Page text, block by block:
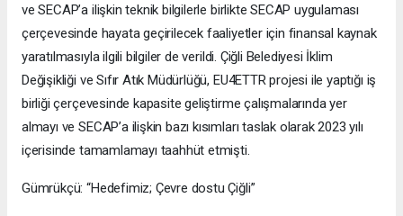
ve SECAP’a ilişkin teknik bilgilerle birlikte SECAP uygulaması
çerçevesinde hayata geçirilecek faaliyetler için finansal kaynak
yaratılmasıyla ilgili bilgiler de verildi. Çiğli Belediyesi İklim
Değişikliği ve Sıfır Atık Müdürlüğü, EU4ETTR projesi ile yaptığı iş
birliği çerçevesinde kapasite geliştirme çalışmalarında yer
almayı ve SECAP’a ilişkin bazı kısımları taslak olarak 2023 yılı
içerisinde tamamlamayı taahhüt etmişti.
Gümrükçü: “Hedefimiz; Çevre dostu Çiğli”